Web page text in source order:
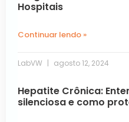
Hospitais
Continuar lendo »
LabVW agosto 12, 2024
Hepatite Crônica:
silenciosa e como